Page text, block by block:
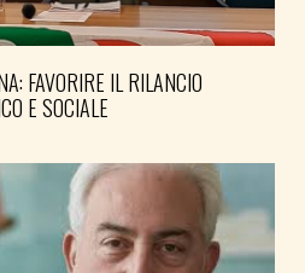
FAVORIRE IL RILANCIO
E SOCIALE